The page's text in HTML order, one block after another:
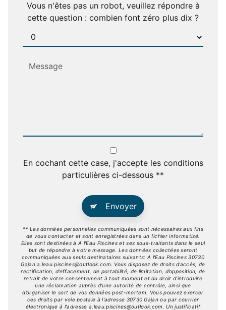
Vous n'êtes pas un robot, veuillez répondre à
cette question : combien font zéro plus dix ?
En cochant cette case, j'accepte les conditions
particulières ci-dessous **
Envoyer
** Les données personnelles communiquées sont nécessaires aux fins
de vous contacter et sont enregistrées dans un fichier informatisé.
Elles sont destinées à A l'Eau Piscines et ses sous-traitants dans le seul
but de répondre à votre message. Les données collectées seront
communiquées aux seuls destinataires suivants: A l'Eau Piscines 30730
Gajan a.leau.piscines@outlook.com. Vous disposez de droits d’accès, de
rectification, d’effacement, de portabilité, de limitation, d’opposition, de
retrait de votre consentement à tout moment et du droit d’introduire
une réclamation auprès d’une autorité de contrôle, ainsi que
d’organiser le sort de vos données post-mortem. Vous pouvez exercer
ces droits par voie postale à l'adresse 30730 Gajan ou par courrier
électronique à l'adresse a.leau.piscines@outlook.com. Un justificatif